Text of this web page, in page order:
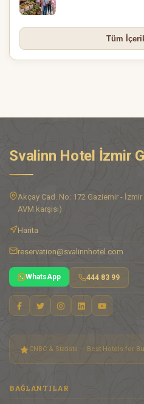
Tüm
Svalinn Hotel İzmir
Akçay Cad. No: 172 Gaziemir -
AVM karşısı)
Harita
reservation@svalinnhotel.com
WhatsApp 444 83 99
CNBC & Statista — Best Hotels for
BAĞLANTILAR